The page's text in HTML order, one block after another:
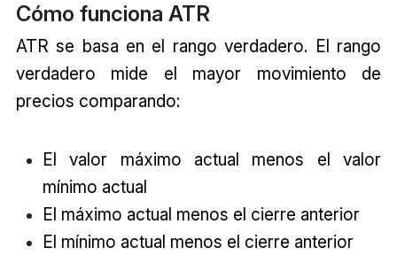
Cómo funciona ATR
ATR se basa en el rango verdadero. El rango
verdadero mide el mayor movimiento de
precios comparando:
El valor máximo actual menos el valor
mínimo actual
El máximo actual menos el cierre anterior
El mínimo actual menos el cierre anterior